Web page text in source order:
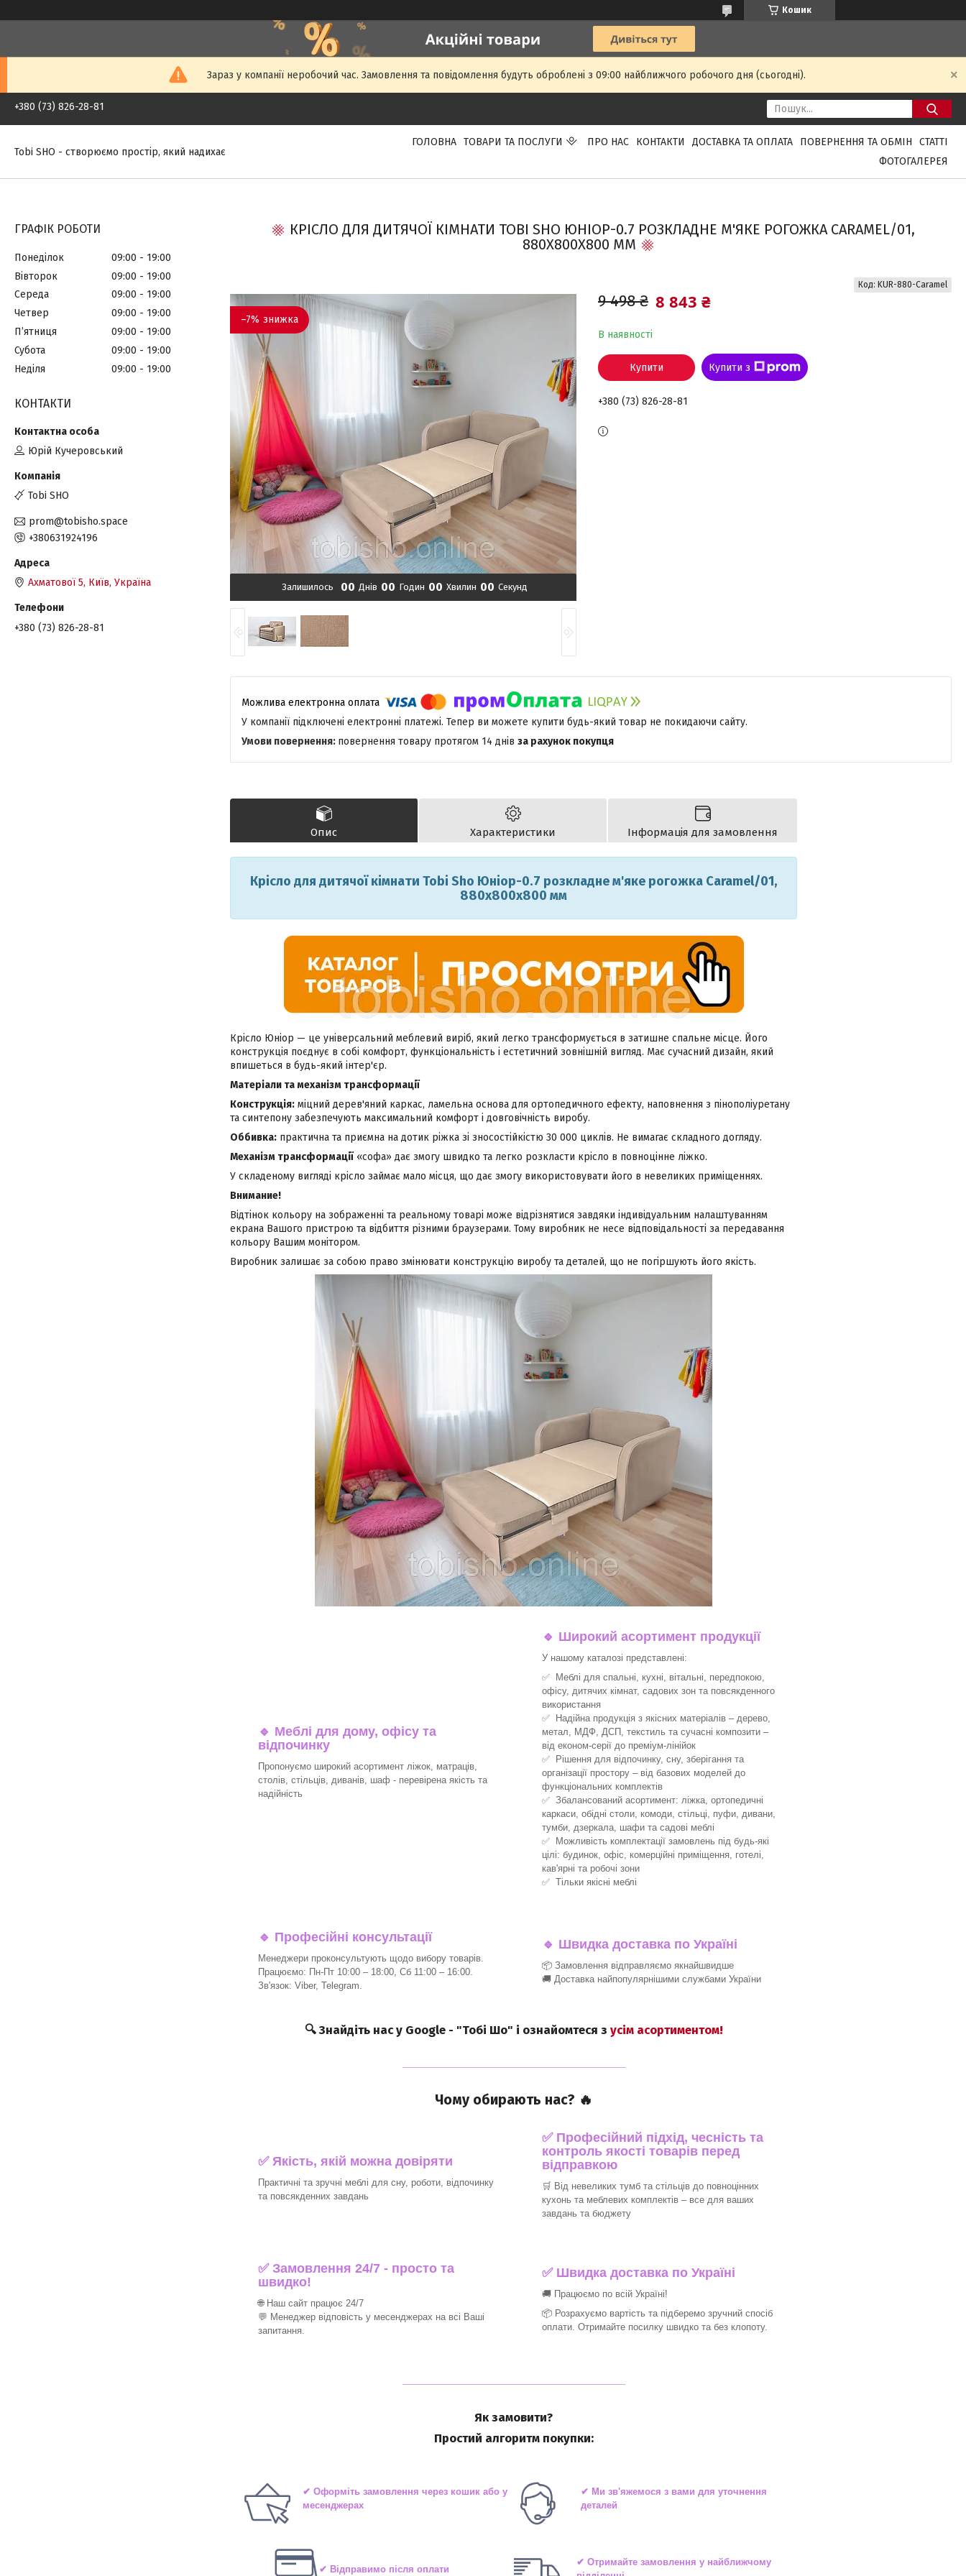
Кошик
Зараз у компанії неробочий час. Замовлення та повідомлення будуть оброблені з 09:00 найближчого робочого дня (сьогодні).
+380 (73) 826-28-81
Tobi SHO - створюємо простір, який надихає
ГОЛОВНА ТОВАРИ ТА ПОСЛУГИ ПРО НАС КОНТАКТИ ДОСТАВКА ТА ОПЛАТА ПОВЕРНЕННЯ ТА ОБМІН
СТАТТІ
ФОТОГАЛЕРЕЯ
КРІСЛО ДЛЯ ДИТЯЧОЇ КІМНАТИ TOBI SHO ЮНІОР-0.7 РОЗКЛАДНЕ М'ЯКЕ РОГОЖКА CARAMEL/01,
880Х800Х800 ММ
–7%
Залишилось 00 Днів 00 Годин 00 Хвилин 00 Секунд
9 498 ₴ 8 843 ₴
В наявності
Код: KUR-880-Caramel
Купити Купити з
+380 (73) 826-28-81
У компанії підключені електронні платежі. Тепер ви можете купити будь-який товар не покидаючи сайту.
повернення товару протягом 14 днів за рахунок покупця
Опис Характеристики Інформація для замовлення
Крісло для дитячої кімнати Tobi Sho Юніор-0.7 розкладне м'яке рогожка Caramel/01,
880х800х800 мм
Крісло Юніор — це універсальний меблевий виріб, який легко трансформується в затишне спальне місце. Його
конструкція поєднує в собі комфорт, функціональність і естетичний зовнішній вигляд. Має сучасний дизайн, який
впишеться в будь-який інтер'єр.
Матеріали та механізм трансформації
Конструкція: міцний дерев'яний каркас, ламельна основа для ортопедичного ефекту, наповнення з пінополіуретану
та синтепону забезпечують максимальний комфорт і довговічність виробу.
Оббивка: практична та приємна на дотик ріжка зі зносостійкістю 30 000 циклів. Не вимагає складного догляду.
Механізм трансформації«софа» дає змогу швидко та легко розкласти крісло в повноцінне ліжко.
У складеному вигляді крісло займає мало місця, що дає змогу використовувати його в невеликих приміщеннях.
Внимание!
Відтінок кольору на зображенні та реальному товарі може відрізнятися завдяки індивідуальним налаштуванням
екрана Вашого пристрою та відбиття різними браузерами. Тому виробник не несе відповідальності за передавання
кольору Вашим монітором.
Виробник залишає за собою право змінювати конструкцію виробу та деталей, що не погіршують його якість.
🔹 Меблі для дому, офісу та
відпочинку
Пропонуємо широкий асортимент ліжок, матраців,
столів, стільців, диванів, шаф - перевірена якість та
надійність
🔹 Широкий асортимент продукції
У нашому каталозі представлені:
✅ Меблі для спальні, кухні, вітальні, передпокою,
офісу, дитячих кімнат, садових зон та повсякденного
використання
✅ Надійна продукція з якісних матеріалів – дерево,
метал, МДФ, ДСП, текстиль та сучасні композити –
від економ-серії до преміум-лінійок
✅ Рішення для відпочинку, сну, зберігання та
організації простору – від базових моделей до
функціональних комплектів
✅ Збалансований асортимент: ліжка, ортопедичні
каркаси, обідні столи, комоди, стільці, пуфи, дивани,
тумби, дзеркала, шафи та садові меблі
✅ Можливість комплектації замовлень під будь-які
цілі: будинок, офіс, комерційні приміщення, готелі,
кав'ярні та робочі зони
✅ Тільки якісні меблі
🔹 Професійні консультації
Менеджери проконсультують щодо вибору товарів.
Працюємо: Пн-Пт 10:00 – 18:00, Сб 11:00 – 16:00.
Зв'язок: Viber, Telegram.
🔹 Швидка доставка по Україні
📦 Замовлення відправляємо якнайшвидше
🚚 Доставка найпопулярнішими службами України
🔍 Знайдіть нас у Google - "Тобі Шо" і ознайомтеся з усім асортиментом!
Чому обирають нас? 🔥
✅ Якість, якій можна довіряти
Практичні та зручні меблі для сну, роботи, відпочинку
та повсякденних завдань
✅ Професійний підхід, чесність та
контроль якості товарів перед
відправкою
🛒 Від невеликих тумб та стільців до повноцінних
кухонь та меблевих комплектів – все для ваших
завдань та бюджету
✅ Замовлення 24/7 - просто та
швидко!
🌐 Наш сайт працює 24/7
💬 Менеджер відповість у месенджерах на всі Ваші
запитання.
✅ Швидка доставка по Україні
🚚 Працюємо по всій Україні!
📦 Розрахуємо вартість та підберемо зручний спосіб
оплати. Отримайте посилку швидко та без клопоту.
Як замовити?
Простий алгоритм покупки:
✔ Оформіть замовлення через кошик або у
месенджерах
✔ Ми зв'яжемося з вами для уточнення
деталей
✔ Відправимо після оплати
✔ Отримайте замовлення у найближчому
ГРАФІК РОБОТИ
Понеділок 09:00
19:00
Вівторок
09:00
19:00
Середа
09:00
19:00
Четвер
09:00
19:00
Пʼятниця
09:00
19:00
Субота
09:00
19:00
Неділя
09:00 19:00
КОНТАКТИ
Юрій Кучеровський
Tobi SHO
prom@tobisho.space
+380631924196
Ахматової 5, Київ, Україна
+380 (73) 826-28-81